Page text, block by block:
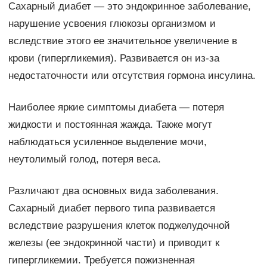
Сахарный диабет — это эндокринное заболевание,
нарушение усвоения глюкозы организмом и
вследствие этого ее значительное увеличение в
крови (гипергликемия). Развивается он из-за
недостаточности или отсутствия гормона инсулина.
Наиболее яркие симптомы диабета — потеря
жидкости и постоянная жажда. Также могут
наблюдаться усиленное выделение мочи,
неутолимый голод, потеря веса.
Различают два основных вида заболевания.
Сахарный диабет первого типа развивается
вследствие разрушения клеток поджелудочной
железы (ее эндокринной части) и приводит к
гипергликемии. Требуется пожизненная